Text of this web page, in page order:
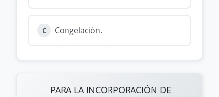
C Congelación.
PARA LA INCORPORACIÓN DE